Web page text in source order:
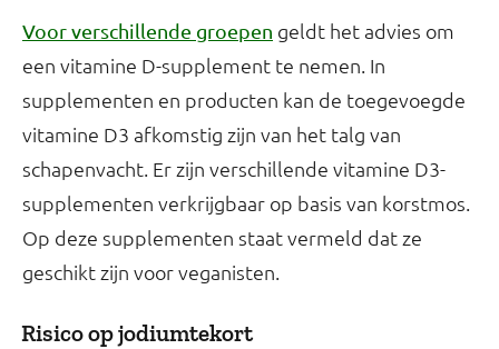
Voor verschillende groepen geldt het advies om
een vitamine D-supplement te nemen. In
supplementen en producten kan de toegevoegde
vitamine D3 afkomstig zijn van het talg van
schapenvacht. Er zijn verschillende vitamine D3-
supplementen verkrijgbaar op basis van korstmos.
Op deze supplementen staat vermeld dat ze
geschikt zijn voor veganisten.
Risico op jodiumtekort